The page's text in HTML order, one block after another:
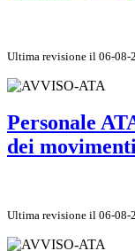
Ultima revisione il 06-08-
Personale
dei
Ultima revisione il 06-08-